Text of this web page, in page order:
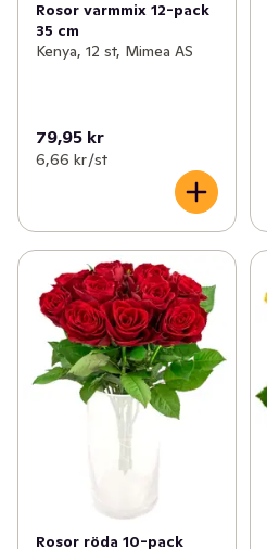
Rosor varmmix 12-pack
35 cm
Kenya, 12 st, Mimea AS
79,95 kr
6,66 kr /st
Rosor röda 10-pack